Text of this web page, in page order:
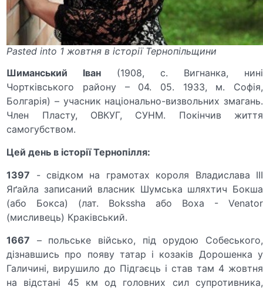
Pasted into 1 жовтня в історії Тернопільщини
Шиманський Іван (1908, с. Вигнанка, нині
Чортківського району – 04. 05. 1933, м. Софія,
Болгарія) – учасник національно-визвольних змагань.
Член Пласту, ОВКУГ, СУНМ. Покінчив життя
самогубством.
Цей день в історії Тернопілля:
1397 - свідком на грамотах короля Владислава ІІІ
Яґайла записаний власник Шумська шляхтич Бокша
(або Бокса) (лат. Bokssha або Boxa - Venator
(мисливець) Краківський.
1667 – польське військо, під орудою Собеського,
дізнавшись про появу татар і козаків Дорошенка у
Галичині, вирушило до Підгаєць і став там 4 жовтня
на відстані 45 км од головних сил супротивника,